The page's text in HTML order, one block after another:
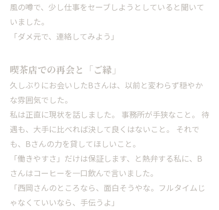
風の噂で、少し仕事をセーブしようとしていると聞いて
いました。
「ダメ元で、連絡してみよう」
喫茶店での再会と「ご縁」
久しぶりにお会いしたBさんは、以前と変わらず穏やか
な雰囲気でした。
私は正直に現状を話しました。 事務所が手狭なこと。 待
遇も、大手に比べれば決して良くはないこと。 それで
も、Bさんの力を貸してほしいこと。
「働きやすさ」だけは保証します、と熱弁する私に、B
さんはコーヒーを一口飲んで言いました。
「西岡さんのところなら、面白そうやな。フルタイムじ
ゃなくていいなら、手伝うよ」